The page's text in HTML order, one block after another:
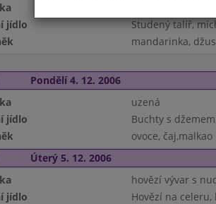
jídlo
Studený talíř,
mandarinka, džus
Pondělí 4. 12. 2006
uzená
jídlo
Buchty s
ovoce, čaj,malkao
Úterý 5. 12. 2006
hovězí vývar s
jídlo
Hovězí na